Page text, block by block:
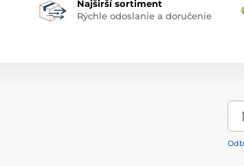
Najširší sortiment
Rýchle odoslanie a doručenie